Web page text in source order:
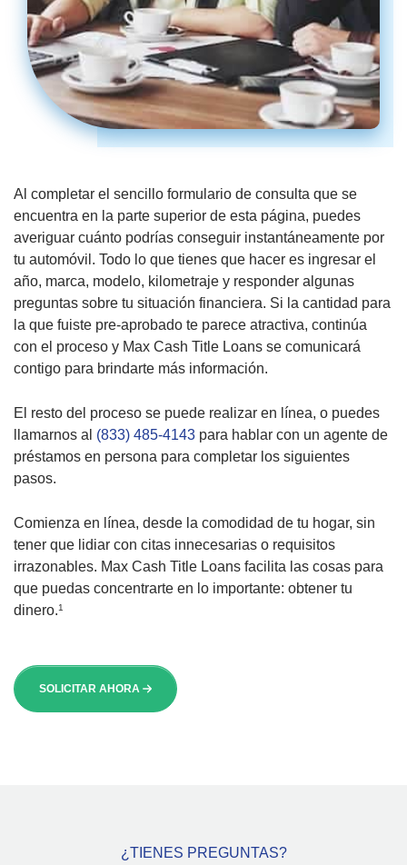
Al completar el sencillo formulario de consulta que se
encuentra en la parte superior de esta página, puedes
averiguar cuánto podrías conseguir instantáneamente por
tu automóvil. Todo lo que tienes que hacer es ingresar el
año, marca, modelo, kilometraje y responder algunas
preguntas sobre tu situación financiera. Si la cantidad para
la que fuiste pre-aprobado te parece atractiva, continúa
con el proceso y Max Cash Title Loans se comunicará
contigo para brindarte más información.
El resto del proceso se puede realizar en línea, o puedes
llamarnos al (833) 485-4143 para hablar con un agente de
préstamos en persona para completar los siguientes
pasos.
Comienza en línea, desde la comodidad de tu hogar, sin
tener que lidiar con citas innecesarias o requisitos
irrazonables. Max Cash Title Loans facilita las cosas para
que puedas concentrarte en lo importante: obtener tu
dinero.1
SOLICITAR AHORA
¿TIENES PREGUNTAS?